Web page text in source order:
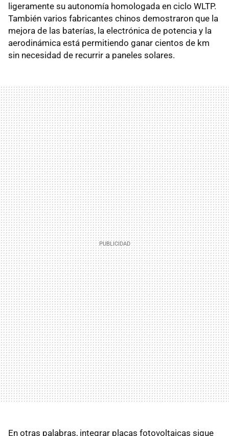
ligeramente su autonomía homologada en ciclo WLTP.
También varios fabricantes chinos demostraron que la
mejora de las baterías, la electrónica de potencia y la
aerodinámica está permitiendo ganar cientos de km
sin necesidad de recurrir a paneles solares.
En otras palabras, integrar placas fotovoltaicas sigue